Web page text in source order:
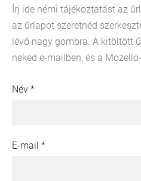
Írj ide némi tájékoztatást az
az űrlapot szeretnéd
lévő nagy gombra. A kitöltött
neked e-mailben, és a
Név *
E-mail *